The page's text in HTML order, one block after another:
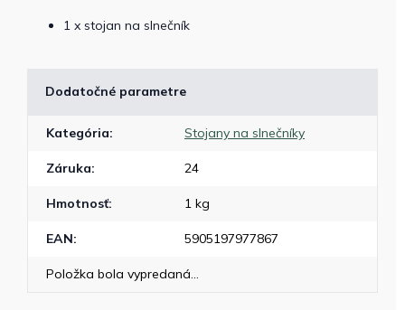
1 x stojan na slnečník
Dodatočné parametre
Kategória: Stojany na slnečníky
Záruka: 24
Hmotnosť: 1 kg
EAN: 5905197977867
Položka bola vypredaná…